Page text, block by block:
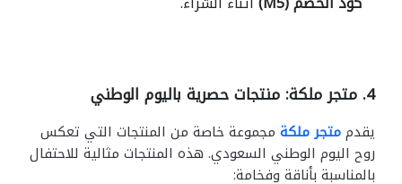
4. متجر ملكة: منتجات حصرية باليوم الوطني
يقدممتجر ملكة مجموعة خاصة من المنتجات التي تعكس
روح اليوم الوطني السعودي. هذه المنتجات مثالية للاحتفال
بالمناسبة بأناقة وفخامة: